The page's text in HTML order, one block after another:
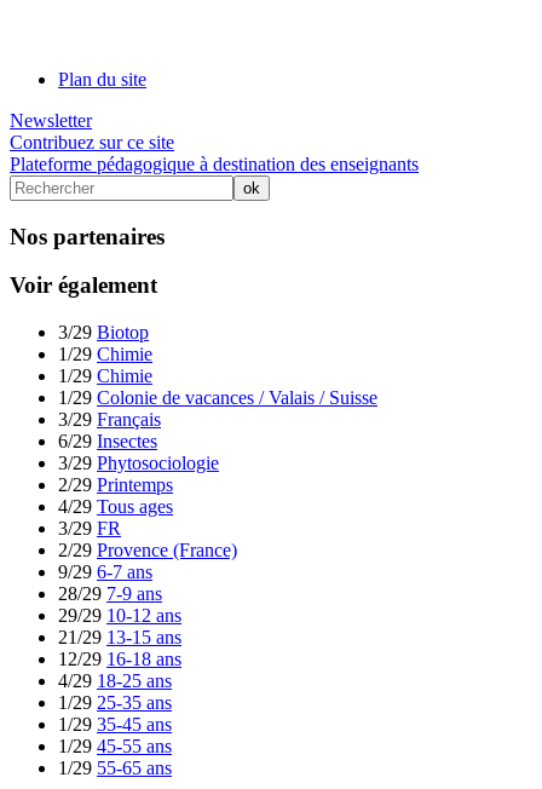
Plan du site
Newsletter
Contribuez sur ce site
Plateforme pédagogique à destination des enseignants
Nos partenaires
Voir également
3/29 Biotop
1/29 Chimie
1/29 Chimie
1/29 Colonie de vacances / Valais / Suisse
3/29 Français
6/29 Insectes
3/29 Phytosociologie
2/29 Printemps
4/29 Tous ages
3/29 FR
2/29 Provence (France)
9/29 6-7 ans
28/29 7-9 ans
29/29 10-12 ans
21/29 13-15 ans
12/29 16-18 ans
4/29 18-25 ans
1/29 25-35 ans
1/29 35-45 ans
1/29 45-55 ans
1/29 55-65 ans